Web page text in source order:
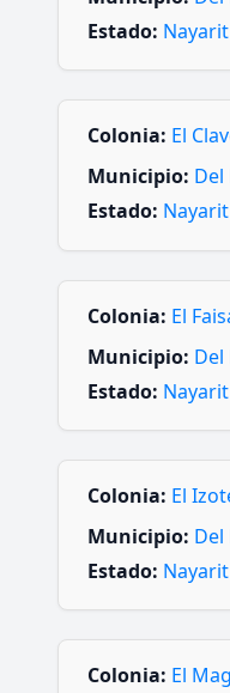
Estado: Nayarit
Colonia: El
Municipio: Del
Estado: Nayarit
Colonia: El
Municipio: Del
Estado: Nayarit
Colonia: El
Municipio: Del
Estado: Nayarit
Colonia: El